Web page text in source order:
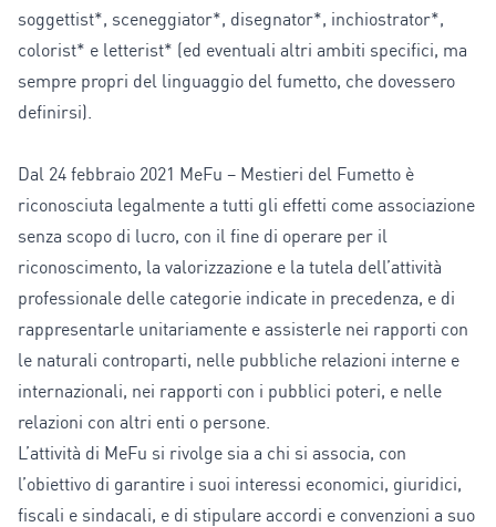
soggettist*, sceneggiator*, disegnator*, inchiostrator*,
colorist* e letterist* (ed eventuali altri ambiti specifici, ma
sempre propri del linguaggio del fumetto, che dovessero
definirsi).
Dal 24 febbraio 2021 MeFu – Mestieri del Fumetto è
riconosciuta legalmente a tutti gli effetti come associazione
senza scopo di lucro, con il fine di operare per il
riconoscimento, la valorizzazione e la tutela dell’attività
professionale delle categorie indicate in precedenza, e di
rappresentarle unitariamente e assisterle nei rapporti con
le naturali controparti, nelle pubbliche relazioni interne e
internazionali, nei rapporti con i pubblici poteri, e nelle
relazioni con altri enti o persone.
L’attività di MeFu si rivolge sia a chi si associa, con
l’obiettivo di garantire i suoi interessi economici, giuridici,
fiscali e sindacali, e di stipulare accordi e convenzioni a suo